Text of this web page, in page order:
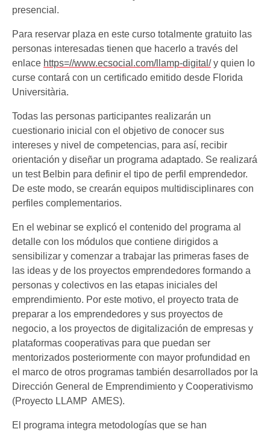
presencial.
Para reservar plaza en este curso totalmente gratuito las
personas interesadas tienen que hacerlo a través del
enlace https=//www.ecsocial.com/llamp-digital/y quien lo
curse contará con un certificado emitido desde Florida
Universitària.
Todas las personas participantes realizarán un
cuestionario inicial con el objetivo de conocer sus
intereses y nivel de competencias, para así, recibir
orientación y diseñar un programa adaptado. Se realizará
un test Belbin para definir el tipo de perfil emprendedor.
De este modo, se crearán equipos multidisciplinares con
perfiles complementarios.
En el webinar se explicó el contenido del programa al
detalle con los módulos que contiene dirigidos a
sensibilizar y comenzar a trabajar las primeras fases de
las ideas y de los proyectos emprendedores formando a
personas y colectivos en las etapas iniciales del
emprendimiento. Por este motivo, el proyecto trata de
preparar a los emprendedores y sus proyectos de
negocio, a los proyectos de digitalización de empresas y
plataformas cooperativas para que puedan ser
mentorizados posteriormente con mayor profundidad en
el marco de otros programas también desarrollados por la
Dirección General de Emprendimiento y Cooperativismo
(Proyecto LLAMP  AMES).
El programa integra metodologías que se han